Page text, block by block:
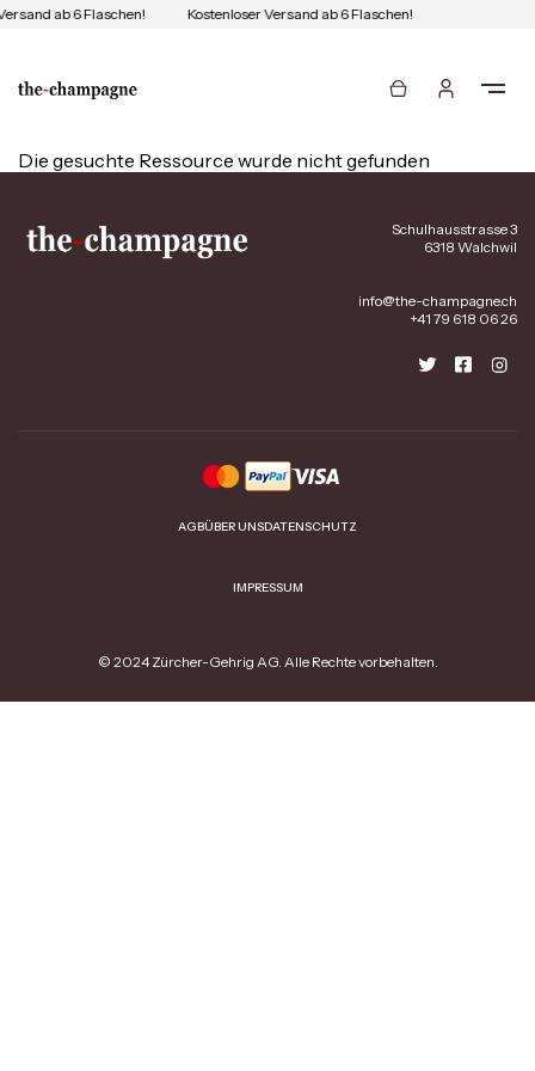
ab 6 Flaschen! Kostenloser Versand ab 6 Flaschen!
Die gesuchte Ressource wurde nicht gefunden
Schulhausstrasse 3
6318 Walchwil
info@the-champagne.ch
+41 79 618 06 26
AGBÜBER UNSDATENSCHUTZ
IMPRESSUM
© 2024 Zürcher-Gehrig AG. Alle Rechte vorbehalten.